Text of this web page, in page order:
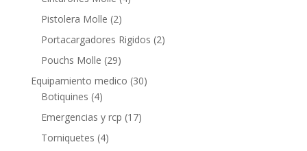
Pistolera Molle (2)
Portacargadores Rigidos (2)
Pouchs Molle (29)
Equipamiento medico (30)
Botiquines (4)
Emergencias y rcp (17)
Torniquetes (4)